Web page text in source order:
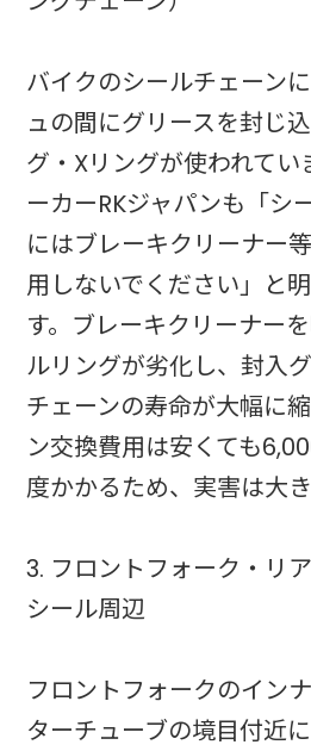
バイクのシールチェーン
ュの間にグリースを封じ
グ・Xリングが使われてい
ーカーRKジャパンも「シ
にはブレーキクリーナー
用しないでください」と
す。ブレーキクリーナー
ルリングが劣化し、封入
チェーンの寿命が大幅に
ン交換費用は安くても
度かかるため、実害は大き
3. フロントフォーク・リ
シール周辺
フロントフォークのイン
ターチューブの境目付近に